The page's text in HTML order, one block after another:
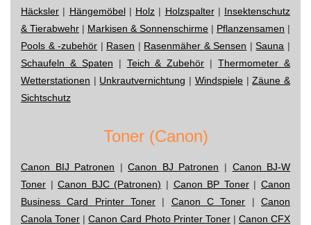
Häcksler | Hängemöbel| Holz | Holzspalter| Insektenschutz
& Tierabwehr | Markisen & Sonnenschirme | Pflanzensamen |
Pools & -zubehör | Rasen | Rasenmäher & Sensen |Sauna |
Schaufeln & Spaten | Teich & Zubehör |Thermometer &
Wetterstationen | Unkrautvernichtung | Windspiele|Zäune &
Sichtschutz
Toner (Canon)
Canon BIJ Patronen |Canon BJ Patronen | Canon BJ-W
Toner |Canon BJC (Patronen) | Canon BP Toner|Canon
Business Card Printer Toner | Canon C Toner |Canon
Canola Toner |Canon Card Photo Printer Toner| Canon CFX